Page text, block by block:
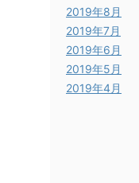
2019年8月
2019年7月
2019年6月
2019年5月
2019年4月